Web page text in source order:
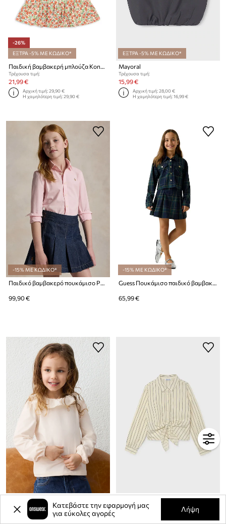
-26%
ΕΞΤΡΑ -5% ΜΕ ΚΩΔΙΚΟ*
Παιδική βαμβακερή μπλούζα Konges Sløjd CLASSIC TEE GOTS
Τρέχουσα τιμή:
21,99 €
Αρχική τιμή:29,90 €
Η χαμηλότερη τιμή:29,90 €
ΕΞΤΡΑ -5% ΜΕ ΚΩΔΙΚΟ*
Mayoral
Τρέχουσα τιμή:
15,99 €
Αρχική τιμή:28,00 €
Η χαμηλότερη τιμή:16,99 €
-15% ΜΕ ΚΩΔΙΚΟ*
99,90 €
-15% ΜΕ ΚΩΔΙΚΟ*
65,99 €
25,90 €
Mayoral πουκάμισο παιδικό βαμβακερό
Κατεβάστε την εφαρμογή μας
για εύκολες αγορές
Λήψη